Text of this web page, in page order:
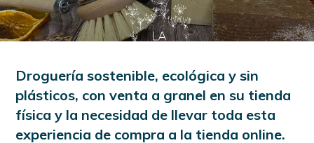
Droguería sostenible, ecológica y sin
plásticos, con venta a granel en su tienda
física y la necesidad de llevar toda esta
experiencia de compra a la tienda online.